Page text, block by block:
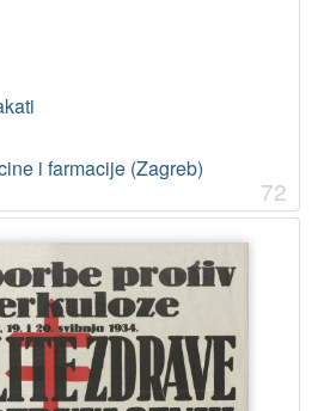
i farmacije (Zagreb)
72